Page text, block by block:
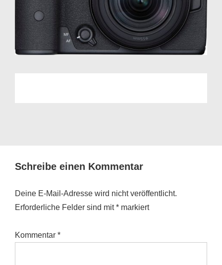
Schreibe einen Kommentar
Deine E-Mail-Adresse wird nicht veröffentlicht.
Erforderliche Felder sind mit* markiert
Kommentar *